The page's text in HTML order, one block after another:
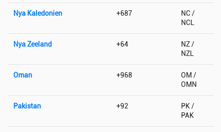
Nya Kaledonien +687
NC /
NCL
Nya Zeeland +64
NZ /
NZL
Oman +968
OM /
OMN
Pakistan +92
PK /
PAK